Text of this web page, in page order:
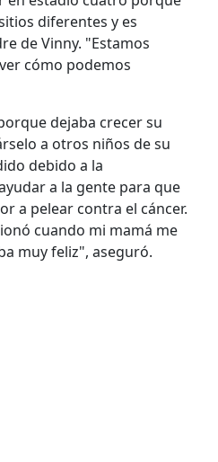
diferentes y es
de Vinny. "Estamos
cómo podemos
dejaba crecer su
a otros niños de su
debido a la
a la gente para que
a pelear contra el cáncer.
cuando mi mamá me
muy feliz", aseguró.